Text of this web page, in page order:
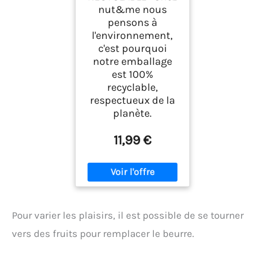
nut&me nous
pensons à
l'environnement,
c'est pourquoi
notre emballage
est 100%
recyclable,
respectueux de la
planète.
11,99 €
Pour varier les plaisirs, il est possible de se tourner
vers des fruits pour remplacer le beurre.